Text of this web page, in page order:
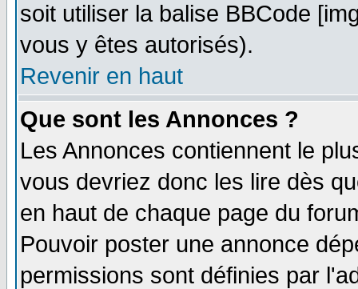
soit utiliser la balise BBCode
vous y êtes autorisés).
Revenir en haut
Que sont les Annonces ?
Les Annonces contiennent le
vous devriez donc les lire dès
en haut de chaque page du
Pouvoir poster une annonce
permissions sont définies par